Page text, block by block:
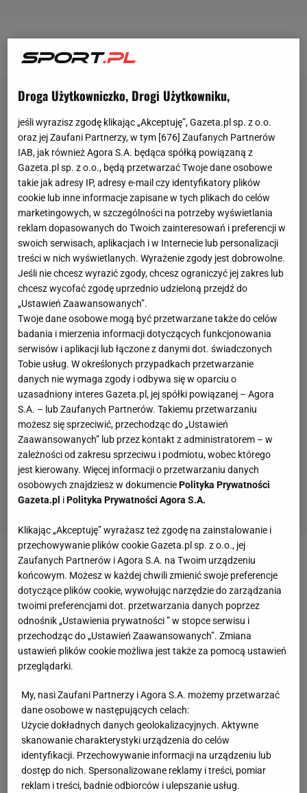
Legia Warszawawygrała dwa pierwsze mecze fazy
grupowej Ligi Europy i do meczu z Napoli
przystępuje w komfortowej sytuacji. Inne spotkanie
tej grupy zostało rozegrane już w środę. Spartak
Moskwa podejmował u siebie Leicester
City. Rosjanie prowadzili już 2:0 po trafieniach
strzelone w 35 minut sprawiły, że to zespół
Brendana Rogersa mógł cieszyć się z pierwszego
zwycięstwa w tegorocznej edycji Ligi Europy. W 86.
minucie rozmiary porażki zmniejszył Sobolew.
Droga Użytkowniczko, Drogi Użytkowniku,
jeśli wyrazisz zgodę klikając „Akceptuję”, Gazeta.pl sp. z o.o.
oraz jej Zaufani Partnerzy, w tym [676] Zaufanych Partnerów
IAB, jak również Agora S.A. będąca spółką powiązaną z
Gazeta.pl sp. z o.o., będą przetwarzać Twoje dane osobowe
takie jak adresy IP, adresy e-mail czy identyfikatory plików
cookie lub inne informacje zapisane w tych plikach do celów
marketingowych, w szczególności na potrzeby wyświetlania
reklam dopasowanych do Twoich zainteresowań i preferencji w
swoich serwisach, aplikacjach i w Internecie lub personalizacji
treści w nich wyświetlanych. Wyrażenie zgody jest dobrowolne.
Jeśli nie chcesz wyrazić zgody, chcesz ograniczyć jej zakres lub
chcesz wycofać zgodę uprzednio udzieloną przejdź do
„Ustawień Zaawansowanych”.
Twoje dane osobowe mogą być przetwarzane także do celów
badania i mierzenia informacji dotyczących funkcjonowania
serwisów i aplikacji lub łączone z danymi dot. świadczonych
Tobie usług. W określonych przypadkach przetwarzanie
danych nie wymaga zgody i odbywa się w oparciu o
uzasadniony interes Gazeta.pl, jej spółki powiązanej – Agora
S.A. – lub Zaufanych Partnerów. Takiemu przetwarzaniu
możesz się sprzeciwić, przechodząc do „Ustawień
Zaawansowanych” lub przez kontakt z administratorem – w
zależności od zakresu sprzeciwu i podmiotu, wobec którego
jest kierowany. Więcej informacji o przetwarzaniu danych
osobowych znajdziesz w dokumenciePolityka Prywatności
Gazeta.pl iPolityka Prywatności Agora S.A.
Klikając „Akceptuję” wyrażasz też zgodę na zainstalowanie i
przechowywanie plików cookie Gazeta.pl sp. z o.o., jej
Zaufanych Partnerów i Agora S.A. na Twoim urządzeniu
końcowym. Możesz w każdej chwili zmienić swoje preferencje
dotyczące plików cookie, wywołując narzędzie do zarządzania
twoimi preferencjami dot. przetwarzania danych poprzez
odnośnik „Ustawienia prywatności ” w stopce serwisu i
przechodząc do „Ustawień Zaawansowanych”. Zmiana
ustawień plików cookie możliwa jest także za pomocą ustawień
przeglądarki.
My, nasi Zaufani Partnerzy i Agora S.A. możemy przetwarzać
dane osobowe w następujących celach:
Użycie dokładnych danych geolokalizacyjnych. Aktywne
skanowanie charakterystyki urządzenia do celów
identyfikacji. Przechowywanie informacji na urządzeniu lub
dostęp do nich. Spersonalizowane reklamy i treści, pomiar
reklam i treści, badnie odbiorców i ulepszanie usług.